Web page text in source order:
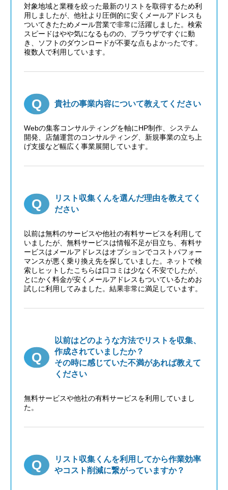
対象地域と業種を絞った最新のリストを取得するため利
用しましたが、他社より圧倒的に安くメールアドレスも
ついてきたためメール営業で非常に活躍しました。検索
スピードはやや気になるものの、ブラウザですぐに動
き、ソフトのダウンロードが不要な点もよかったです。
複数人で利用しています。
貴社の事業内容について教えてください
Webの集客コンサルティングを軸にHP制作、システム
開発、店舗運営のコンサルティング、新規事業の立ち上
げ支援など幅広く事業展開しています。
リスト収集くんを選んだ理由を教えてく
ださい
以前は無料のサービスや他社の有料サービスを利用して
いましたが、無料サービスは情報不足が目立ち、有料サ
ービスはメールアドレスはオプションでコストパフォー
マンスが悪く乗り換え先を探していました。ネットで検
索しヒットしたこちらは口コミは少なく不安でしたが、
とにかく料金が安くメールアドレスもついているためお
試しに利用してみました。結果非常に満足しています。
以前はどのような方法でリストを収集、
作成されていましたか？
その時に感じていた不満があれば教えて
ください
無料サービスや他社の有料サービスを利用していまし
た。
リスト収集くんを利用してから作業効率
やコスト削減に繋がっていますか？